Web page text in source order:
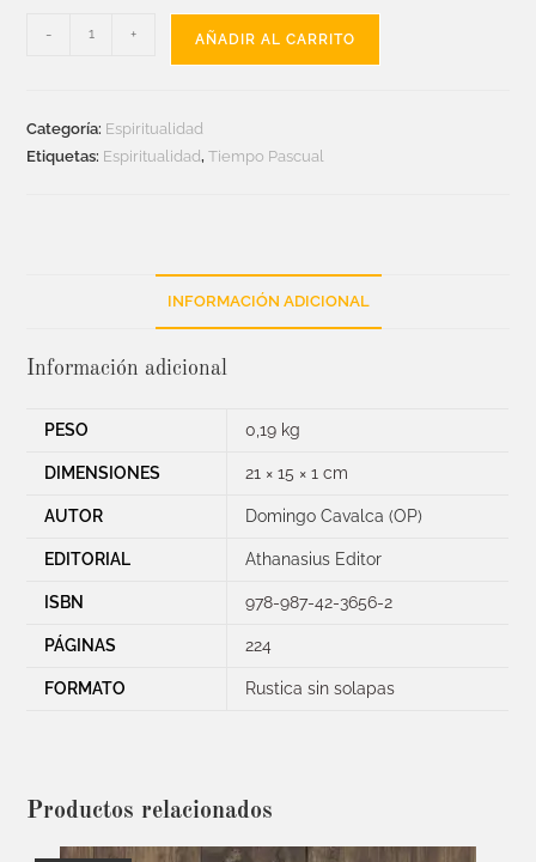
- + AÑADIR AL CARRITO
Categoría: Espiritualidad
Etiquetas: Espiritualidad,Tiempo Pascual
INFORMACIÓN ADICIONAL
Información adicional
PESO 0,19 kg
DIMENSIONES 21 × 15 × 1 cm
AUTOR Domingo Cavalca (OP)
EDITORIAL Athanasius Editor
ISBN 978-987-42-3656-2
PÁGINAS 224
FORMATO Rustica sin solapas
Productos relacionados